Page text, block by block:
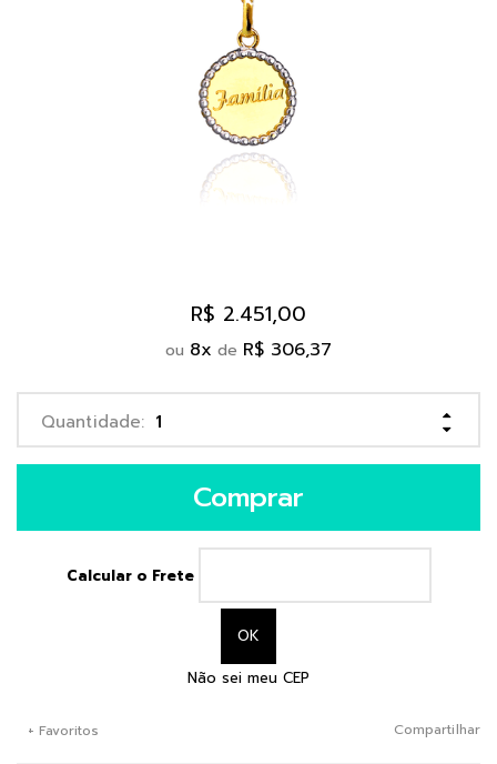
R$ 2.451,00
ou 8x de R$ 306,37
Comprar
Calcular o Frete
Não sei meu CEP
+ Favoritos Compartilhar